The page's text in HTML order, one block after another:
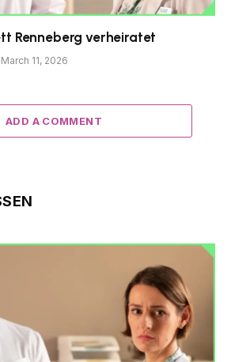
Renneberg verheiratet
March 11, 2026
ADD A COMMENT